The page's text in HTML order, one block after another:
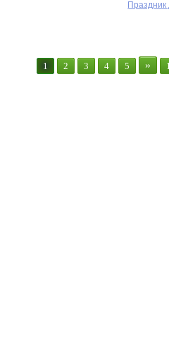
Праздник
1 2 3 4 5 »